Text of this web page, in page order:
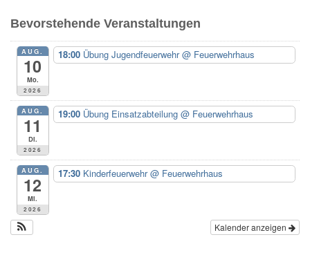
n
n
:
Bevorstehende Veranstaltungen
AUG.
10
Mo.
2026
18:00 Übung Jugendfeuerwehr@ Feuerwehrhaus
AUG.
11
Di.
2026
19:00 Übung Einsatzabteilung @ Feuerwehrhaus
AUG.
12
Mi.
2026
17:30 Kinderfeuerwehr@ Feuerwehrhaus
Kalender anzeigen